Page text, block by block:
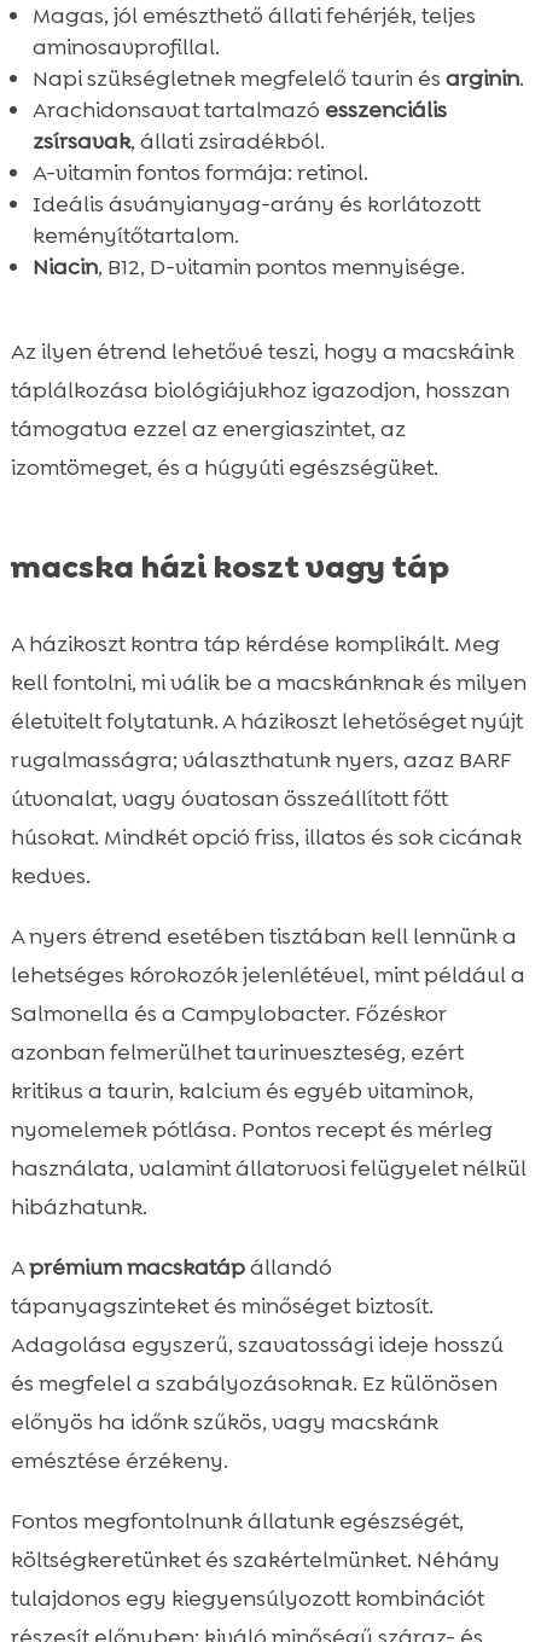
Magas, jól emészthető állati fehérjék, teljes
aminosavprofillal.
Napi szükségletnek megfelelő taurin és arginin.
Arachidonsavat tartalmazó esszenciális
zsírsavak, állati zsiradékból.
A-vitamin fontos formája: retinol.
Ideális ásványianyag-arány és korlátozott
keményítőtartalom.
Niacin, B12, D-vitamin pontos mennyisége.
Az ilyen étrend lehetővé teszi, hogy a macskáink
táplálkozása biológiájukhoz igazodjon, hosszan
támogatva ezzel az energiaszintet, az
izomtömeget, és a húgyúti egészségüket.
macska házi koszt vagy táp
A házikoszt kontra táp kérdése komplikált. Meg
kell fontolni, mi válik be a macskánknak és milyen
életvitelt folytatunk. A házikoszt lehetőséget nyújt
rugalmasságra; választhatunk nyers, azaz BARF
útvonalat, vagy óvatosan összeállított főtt
húsokat. Mindkét opció friss, illatos és sok cicának
kedves.
A nyers étrend esetében tisztában kell lennünk a
lehetséges kórokozók jelenlétével, mint például a
Salmonella és a Campylobacter. Főzéskor
azonban felmerülhet taurinveszteség, ezért
kritikus a taurin, kalcium és egyéb vitaminok,
nyomelemek pótlása. Pontos recept és mérleg
használata, valamint állatorvosi felügyelet nélkül
hibázhatunk.
Aprémium macskatápállandó
tápanyagszinteket és minőséget biztosít.
Adagolása egyszerű, szavatossági ideje hosszú
és megfelel a szabályozásoknak. Ez különösen
előnyös ha időnk szűkös, vagy macskánk
emésztése érzékeny.
Fontos megfontolnunk állatunk egészségét,
költségkeretünket és szakértelmünket. Néhány
tulajdonos egy kiegyensúlyozott kombinációt